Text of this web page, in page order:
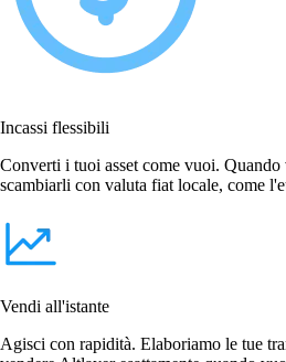
Incassi flessibili
Converti i tuoi asset come vuoi.
scambiarli con valuta fiat locale, come
Vendi all'istante
Agisci con rapidità. Elaboriamo le tue